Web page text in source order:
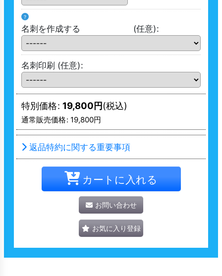
?
名刺を作成する (任意):
名刺印刷 (任意):
特別価格: 19,800円(税込)
通常販売価格: 19,800円
返品特約に関する重要事項
カートに入れる
お問い合わせ
お気に入り登録